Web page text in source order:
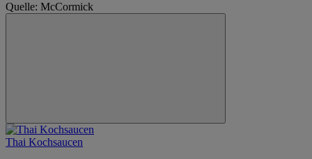
Quelle: McCormick
Thai Kochsaucen